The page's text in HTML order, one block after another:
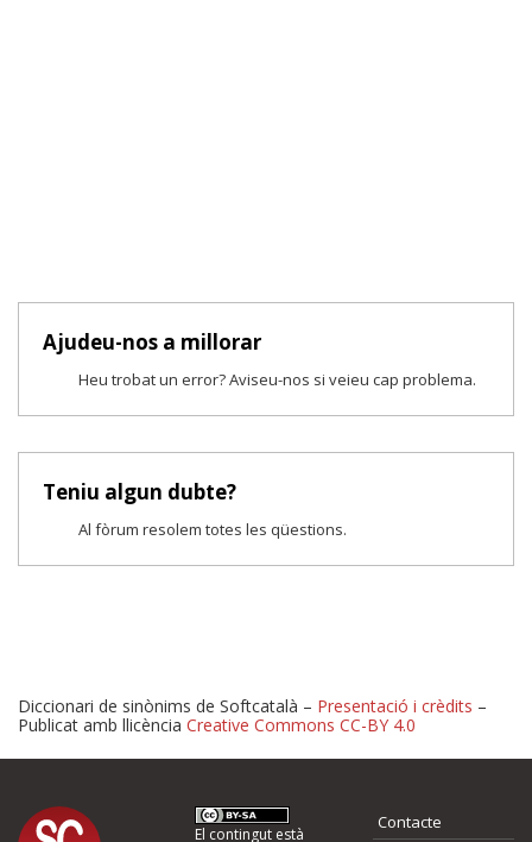
Ajudeu-nos a millorar
Heu trobat un error? Aviseu-nos si veieu cap problema.
Teniu algun dubte?
Al fòrum resolem totes les qüestions.
Proposeu-nos millores o
Diccionari de sinònims de Softcatalà – Presentació i crèdits –
Publicat amb llicència Creative Commons CC-BY 4.0
El contingut està
Contacte